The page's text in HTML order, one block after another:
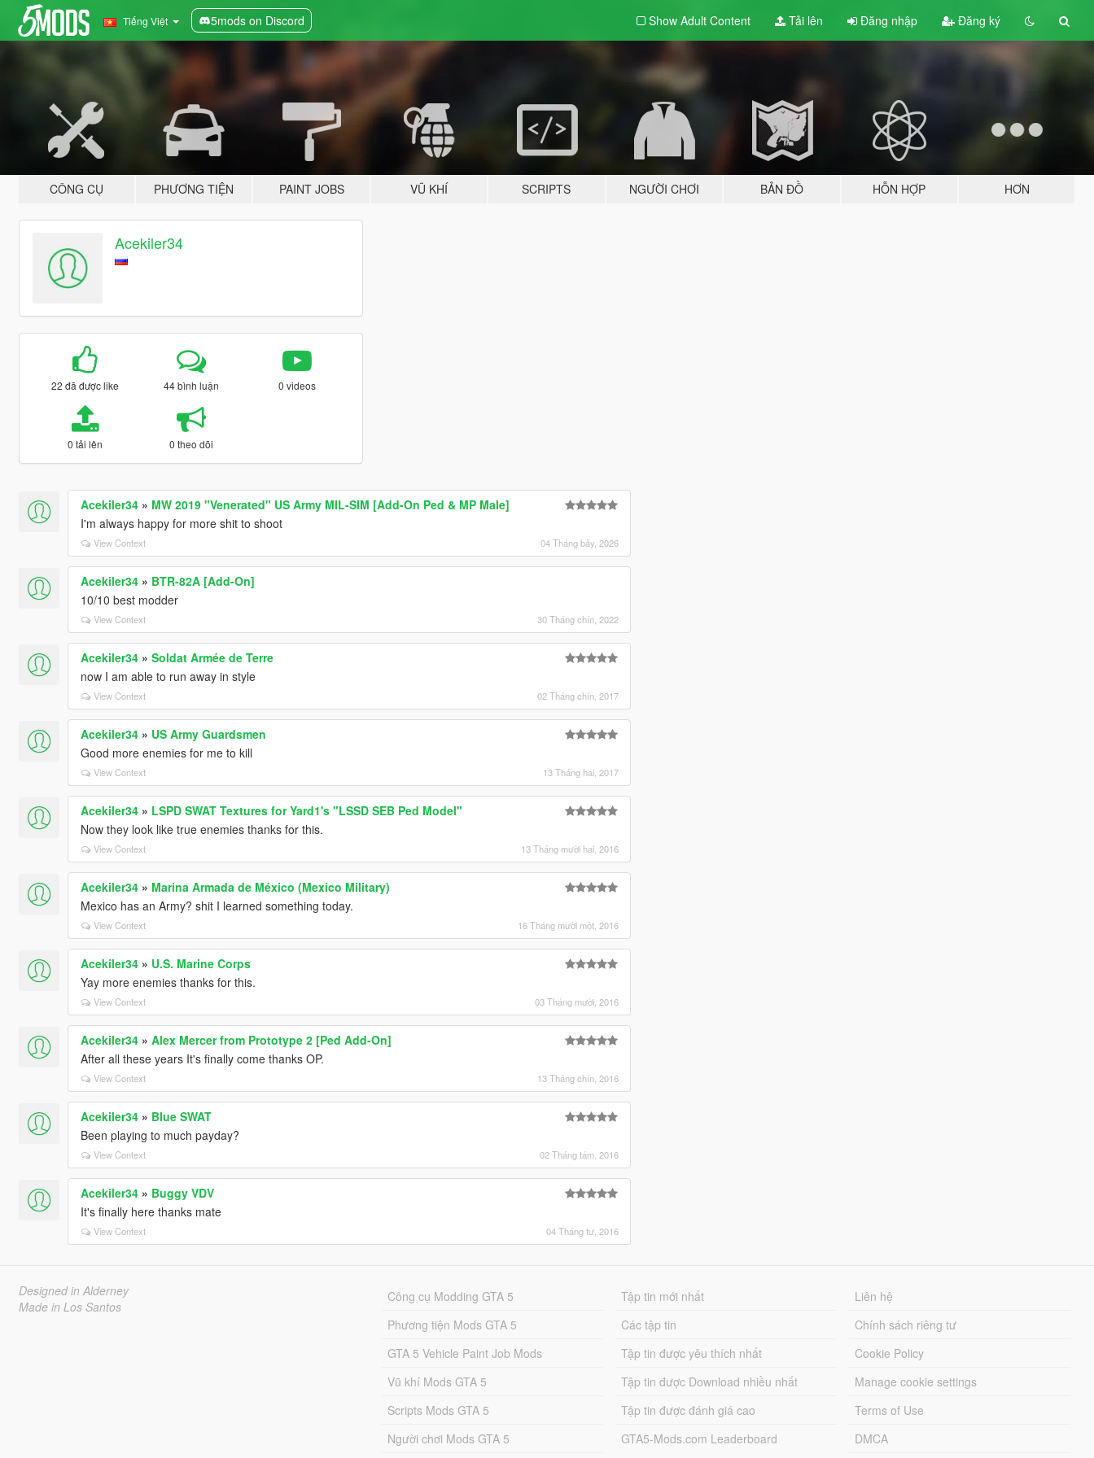
Tiếng Việt 5mods on Discord Show Adult Content Tải lên Đăng nhập Đăng ký
CÔNG CỤ PHƯƠNG TIỆN PAINT JOBS VŨ KHÍ SCRIPTS NGƯỜI CHƠI BẢN ĐỒ HỖN HỢP HƠN
Acekiler34
22 đã được like 44 bình luận 0 videos
0 tải lên 0 theo dõi
Acekiler34» MW 2019 "Venerated" US Army MIL-SIM [Add-On Ped & MP Male]
I'm always happy for more shit to shoot
View Context 04 Tháng bảy, 2026
Acekiler34» BTR-82A [Add-On]
10/10 best modder
View Context 30 Tháng chín, 2022
Acekiler34» Soldat Armée de Terre
now I am able to run away in style
View Context 02 Tháng chín, 2017
Acekiler34» US Army Guardsmen
Good more enemies for me to kill
View Context 13 Tháng hai, 2017
Acekiler34» LSPD SWAT Textures for Yard1's "LSSD SEB Ped Model"
Now they look like true enemies thanks for this.
View Context 13 Tháng mười hai, 2016
Acekiler34» Marina Armada de México (Mexico Military)
Mexico has an Army? shit I learned something today.
View Context 16 Tháng mười một, 2016
Acekiler34» U.S. Marine Corps
Yay more enemies thanks for this.
View Context 03 Tháng mười, 2016
Acekiler34» Alex Mercer from Prototype 2 [Ped Add-On]
After all these years It's finally come thanks OP.
View Context 13 Tháng chín, 2016
Acekiler34» Blue SWAT
Been playing to much payday?
View Context 02 Tháng tám, 2016
Acekiler34» Buggy VDV
It's finally here thanks mate
View Context 04 Tháng tư, 2016
Designed in Alderney
Made in Los Santos
Công cụ Modding GTA 5
Phương tiện Mods GTA 5
GTA 5 Vehicle Paint Job Mods
Vũ khí Mods GTA 5
Scripts Mods GTA 5
Người chơi Mods GTA 5
Tập tin mới nhất
Các tập tin
Tập tin được yêu thích nhất
Tập tin được Download nhiều nhất
Tập tin được đánh giá cao
GTA5-Mods.com Leaderboard
Liên hệ
Chính sách riêng tư
Cookie Policy
Manage cookie settings
Terms of Use
DMCA